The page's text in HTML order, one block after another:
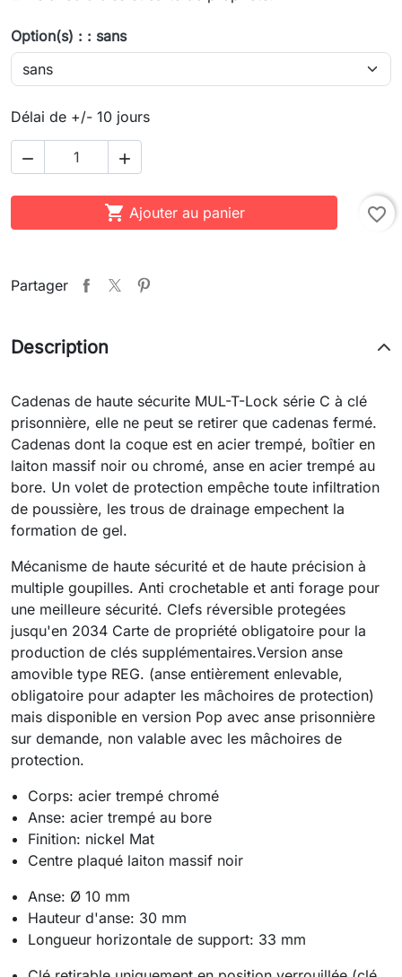
Option(s) : : sans
Délai de +/- 10 jours
 
 Ajouter au panier favorite_border
Partager
Description
Cadenas de haute sécurite MUL-T-Lock série C à clé
prisonnière, elle ne peut se retirer que cadenas fermé.
Cadenas dont la coque est en acier trempé, boîtier en
laiton massif noir ou chromé, anse en acier trempé au
bore. Un volet de protection empêche toute infiltration
de poussière, les trous de drainage empechent la
formation de gel.
Mécanisme de haute sécurité et de haute précision à
multiple goupilles. Anti crochetable et anti forage pour
une meilleure sécurité. Clefs réversible protegées
jusqu'en 2034 Carte de propriété obligatoire pour la
production de clés supplémentaires.Version anse
amovible type REG. (anse entièrement enlevable,
obligatoire pour adapter les mâchoires de protection)
mais disponible en version Pop avec anse prisonnière
sur demande, non valable avec les mâchoires de
protection.
Corps: acier trempé chromé
Anse: acier trempé au bore
Finition: nickel Mat
Centre plaqué laiton massif noir
Anse: Ø 10 mm
Hauteur d'anse: 30 mm
Longueur horizontale de support: 33 mm